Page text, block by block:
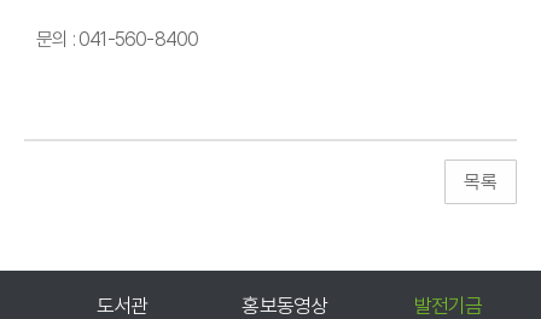
문의 : 041-560-8400
도서관 홍보동영상 발전기금